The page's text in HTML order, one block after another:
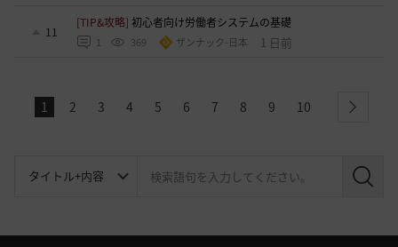
11
[TIP&攻略]初心者向け労働者システムの基礎
1 369 ザンナック-日本 1 日前
1 2 3 4 5 6 7 8 9 10 next
検